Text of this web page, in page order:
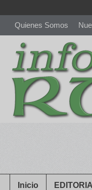
Quienes Somos
richardmillereplica is
Inicio